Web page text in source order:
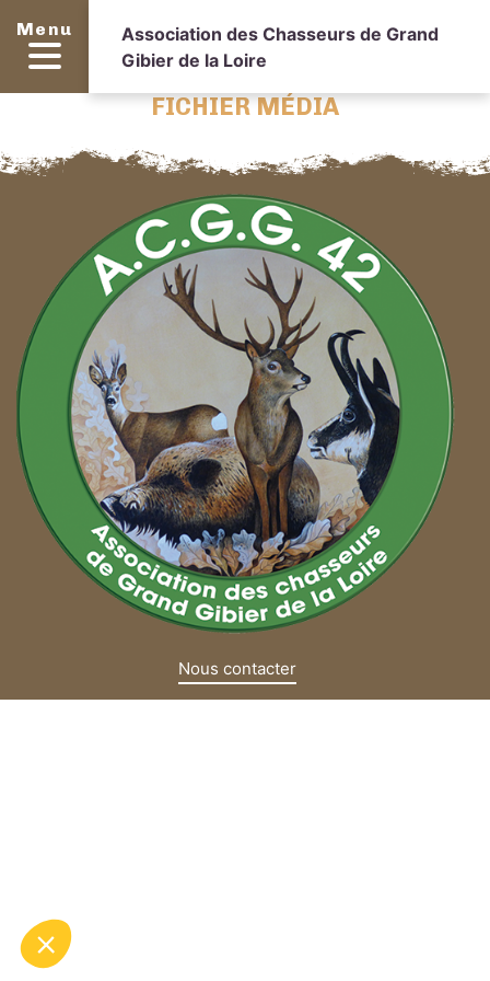
Menu
Association des Chasseurs de Grand
Gibier de la Loire
FICHIER MÉDIA
Nous contacter